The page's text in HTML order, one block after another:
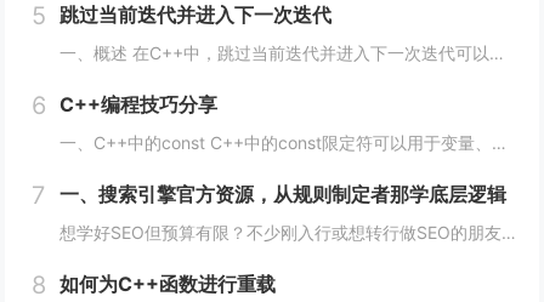
5 跳过当前迭代并进入下一次迭代
一、概述 在C++中，跳过当前迭代并进入下一次迭代可以使用continue语句来实现。当循环遇到continue语句时，将会立即转到下一次循环的开始处，而不执行当前循环中剩余的代码。 通常情况下，continue语句用于在循环中处理特定的情...
6 C++编程技巧分享
一、C++中的const C++中的const限定符可以用于变量、函数参数、函数返回类型等多种情况。使用const限定符可以使代码更加安全、简洁、易于维护。 1、 const变量 const变量在定义后就不能被修改，这使得代码更加安全...
7 一、搜索引擎官方资源，从规则制定者那学底层逻辑
想学好SEO但预算有限？不少刚入行或想转行做SEO的朋友，都在找免费又靠谱的学习渠道，毕竟SEO知识更新快，花钱买课怕踩坑，不如先从免费资源入手，把基础打牢、摸清行业逻辑再进阶，今天就拆透几个「免费学SEO不踩雷」的平台，不管你是纯新手、有...
8 如何为C++函数进行重载